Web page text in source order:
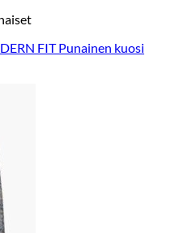
FIT Punainen kuosi